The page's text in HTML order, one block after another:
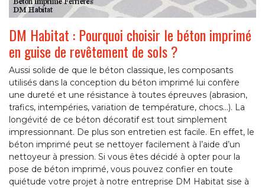
DM Habitat : Pourquoi choisir le béton imprimé
en guise de revêtement de sols ?
Aussi solide de que le béton classique, les composants
utilisés dans la conception du béton imprimé lui confère
une dureté et une résistance à toutes épreuves (abrasion,
trafics, intempéries, variation de température, chocs…). La
longévité de ce béton décoratif est tout simplement
impressionnant. De plus son entretien est facile. En effet, le
béton imprimé peut se nettoyer facilement à l’aide d’un
nettoyeur à pression. Si vous êtes décidé à opter pour la
pose de béton imprimé, vous pouvez confier en toute
quiétude votre projet à notre entreprise DM Habitat sise à